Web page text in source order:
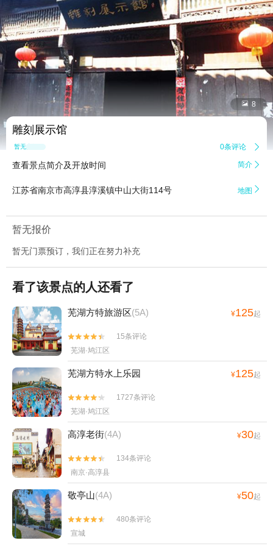
 8
雕刻展示馆
暂无点评 0条评论 
查看景点简介及开放时间 简介 
江苏省南京市高淳县淳溪镇中山大街114号 地图 
暂无报价
暂无门票预订，我们正在努力补充
看了该景点的人还看了
芜湖方特旅游区(5A) ¥125起


15条评论
芜湖·鸠江区
芜湖方特水上乐园 ¥125起


1727条评论
芜湖·鸠江区
高淳老街(4A) ¥30起


134条评论
南京·高淳县
敬亭山(4A) ¥50起


480条评论
宣城
